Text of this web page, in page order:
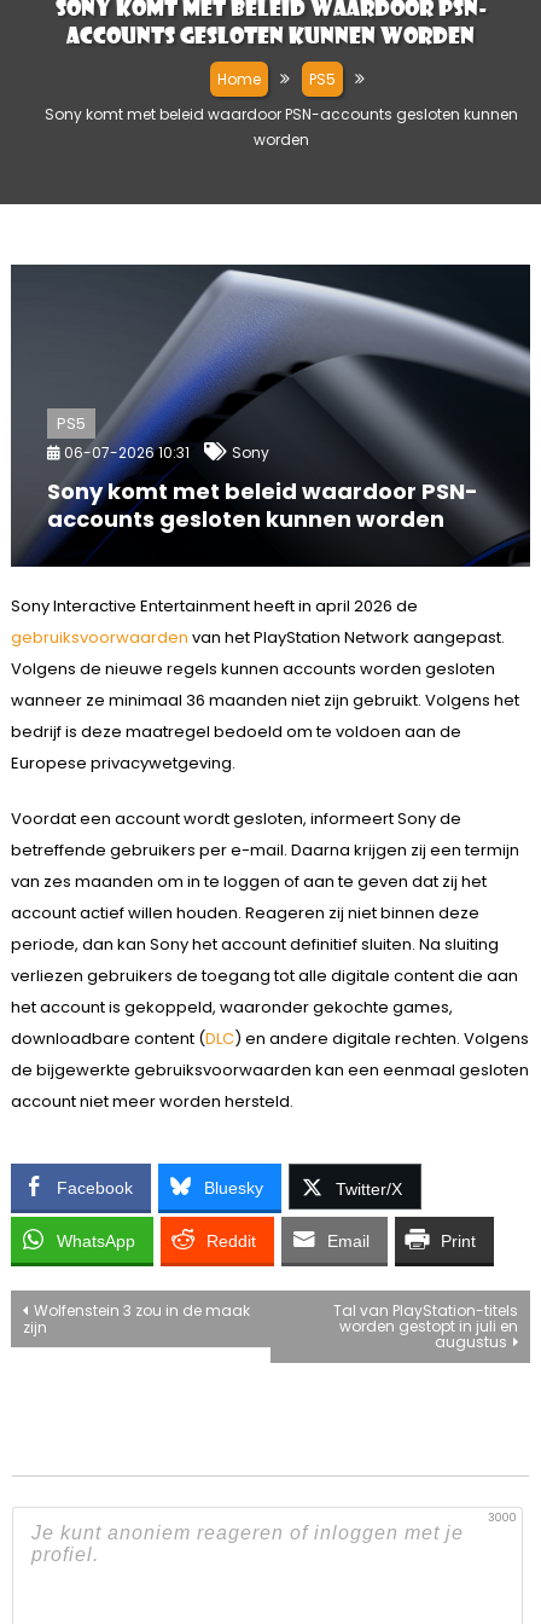
Sony komt met beleid waardoor PSN-
accounts gesloten kunnen worden
Home
PS5
Sony komt met beleid waardoor PSN-accounts gesloten kunnen
worden
PS5
06-07-2026 10:31 Sony
Sony komt met beleid waardoor PSN-
accounts gesloten kunnen worden
Sony Interactive Entertainment heeft in april 2026 de
gebruiksvoorwaarden van het PlayStation Network aangepast.
Volgens de nieuwe regels kunnen accounts worden gesloten
wanneer ze minimaal 36 maanden niet zijn gebruikt. Volgens het
bedrijf is deze maatregel bedoeld om te voldoen aan de
Europese privacywetgeving.
Voordat een account wordt gesloten, informeert Sony de
betreffende gebruikers per e-mail. Daarna krijgen zij een termijn
van zes maanden om in te loggen of aan te geven dat zij het
account actief willen houden. Reageren zij niet binnen deze
periode, dan kan Sony het account definitief sluiten. Na sluiting
verliezen gebruikers de toegang tot alle digitale content die aan
het account is gekoppeld, waaronder gekochte games,
downloadbare content (DLC) en andere digitale rechten. Volgens
de bijgewerkte gebruiksvoorwaarden kan een eenmaal gesloten
account niet meer worden hersteld.
Facebook Bluesky Twitter/X
WhatsApp Reddit Email Print
Bericht
Wolfenstein 3 zou in de maak
zijn
Tal van PlayStation-titels
worden gestopt in juli en
augustus
3000